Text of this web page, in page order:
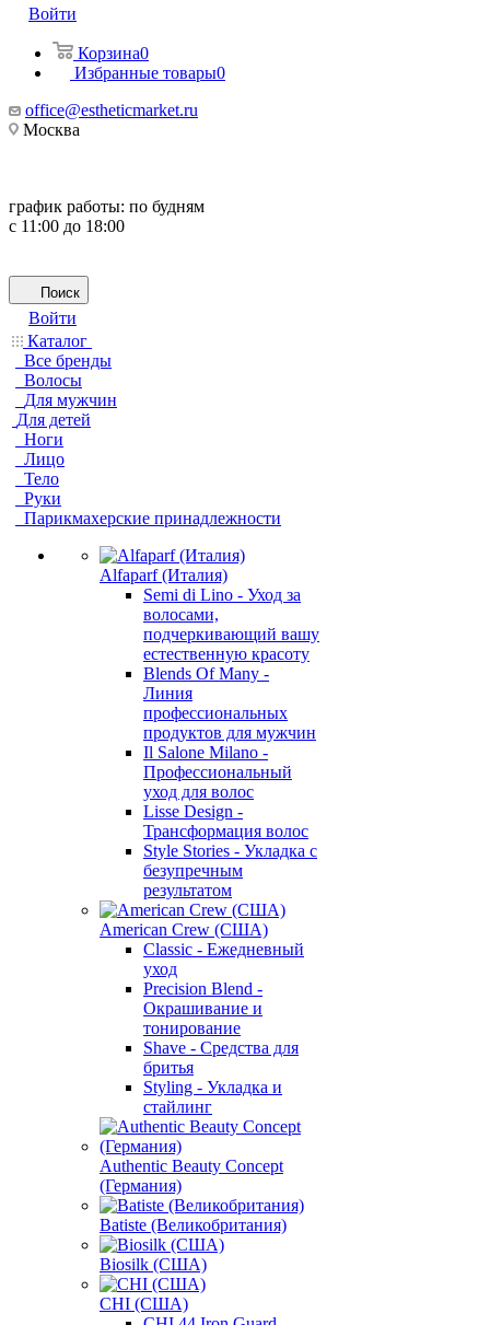
Войти
Корзина0
Избранные товары0
office@estheticmarket.ru
Москва
график работы: по будням
с 11:00 до 18:00
Поиск
Войти
Каталог
Все бренды
Волосы
Для мужчин
Для детей
Ноги
Лицо
Тело
Руки
Парикмахерские принадлежности
Alfaparf (Италия)
Semi di Lino - Уход за
волосами,
подчеркивающий вашу
естественную красоту
Blends Of Many -
Линия
профессиональных
продуктов для мужчин
Il Salone Milano -
Профессиональный
уход для волос
Lisse Design -
Трансформация волос
Style Stories - Укладка с
безупречным
результатом
American Crew (США)
Classic - Ежедневный
уход
Precision Blend -
Окрашивание и
тонирование
Shave - Средства для
бритья
Styling - Укладка и
стайлинг
Authentic Beauty Concept
(Германия)
Batiste (Великобритания)
Biosilk (США)
CHI (США)